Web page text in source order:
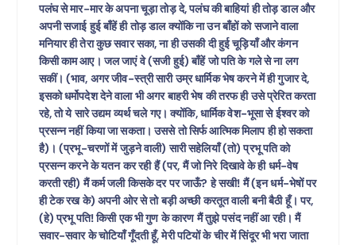
पलंघ से मार-मार के अपना चूड़ा तोड़ दे, पलंघ की बाहियां ही तोड़ डाल और
अपनी सजाई हुई बाँहें ही तोड़ डाल क्योंकि ना उन बाँहों को सजाने वाला
मनियार ही तेरा कुछ सवार सका, ना ही उसकी दी हुई चूड़ियाँ और कंगन
किसी काम आए। जल जाएं वे (सजी हुई) बाँहें जो पति के गले से ना लग
सकीं। (भाव, अगर जीव-स्त्री सारी उम्र धार्मिक भेष करने में ही गुजार दे,
इसको धर्मोपदेश देने वाला भी अगर बाहरी भेष की तरफ ही उसे प्रेरित करता
रहे, तो ये सारे उद्यम व्यर्थ चले गए। क्योंकि, धार्मिक वेश-भूसा से ईश्वर को
प्रसन्न नहीं किया जा सकता। उससे तो सिर्फ आत्मिक मिलाप ही हो सकता
है)। (प्रभू-चरणों में जुड़ने वाली) सारी सहेलियाँ (तो) प्रभू पति को
प्रसन्न करने के यतन कर रही हैं (पर, मैं जो निरे दिखावे के ही धर्म-वेष
करती रही) मैं कर्म जली किसके दर पर जाऊँ? हे सखी! मैं (इन धर्म-भेषों पर
ही टेक रख के) अपनी ओर से तो बड़ी अच्छी करतूत वाली बनी बैठी हूँ। पर,
(हे) प्रभू पति! किसी एक भी गुण के कारण मैं तुझे पसंद नहीं आ रही। मैं
सवार-सवार के चोटियाँ गूँदती हूँ, मेरी पटियों के चीर में सिंदूर भी भरा जाता